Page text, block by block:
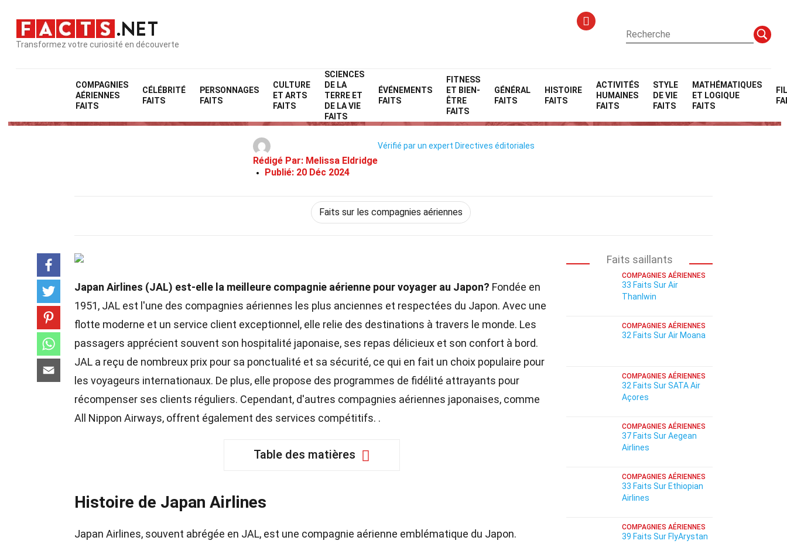
Transformez votre curiosité en découverte
COMPAGNIES
AÉRIENNES
FAITS
CÉLÉBRITÉ
FAITS
PERSONNAGES
FAITS
CULTURE
ET ARTS
FAITS
SCIENCES
DE LA
TERRE ET
DE LA VIE
FAITS
ÉVÉNEMENTS
FAITS
FITNESS
ET BIEN-
ÊTRE
FAITS
GÉNÉRAL
FAITS
HISTOIRE
FAITS
ACTIVITÉS
HUMAINES
FAITS
STYLE
DE VIE
FAITS
MATHÉMATIQUES
ET LOGIQUE
FAITS
Home Compagnies aériennes Faits
36 Faits Sur Japan Airlines
Rédigé Par: Melissa Eldridge
Publié: 20 Déc 2024
Vérifié par un expert Directives éditoriales
Faits sur les compagnies aériennes
Japan Airlines (JAL) est-elle la meilleure compagnie aérienne pour voyager au Japon? Fondée en
1951, JAL est l'une des compagnies aériennes les plus anciennes et respectées du Japon. Avec une
flotte moderne et un service client exceptionnel, elle relie des destinations à travers le monde. Les
passagers apprécient souvent son hospitalité japonaise, ses repas délicieux et son confort à bord.
JAL a reçu de nombreux prix pour sa ponctualité et sa sécurité, ce qui en fait un choix populaire pour
les voyageurs internationaux. De plus, elle propose des programmes de fidélité attrayants pour
récompenser ses clients réguliers. Cependant, d'autres compagnies aériennes japonaises, comme
All Nippon Airways, offrent également des services compétitifs. .
Table des matières
Histoire de Japan Airlines
Japan Airlines, souvent abrégée en JAL, est une compagnie aérienne emblématique du Japon.
Faits saillants
COMPAGNIES AÉRIENNES
33 Faits Sur Air
Thanlwin
COMPAGNIES AÉRIENNES
32 Faits Sur Air Moana
COMPAGNIES AÉRIENNES
32 Faits Sur SATA Air
Açores
COMPAGNIES AÉRIENNES
37 Faits Sur Aegean
Airlines
COMPAGNIES AÉRIENNES
33 Faits Sur Ethiopian
Airlines
COMPAGNIES AÉRIENNES
39 Faits Sur FlyArystan